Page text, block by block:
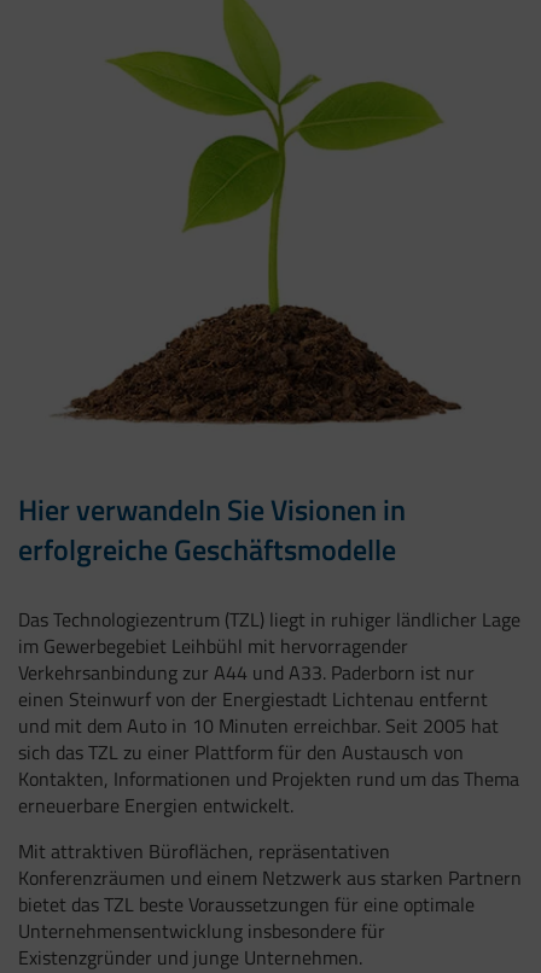
Hier verwandeln Sie Visionen in
erfolgreiche Geschäftsmodelle
Das Technologiezentrum (TZL) liegt in ruhiger ländlicher Lage
im Gewerbegebiet Leihbühl mit hervorragender
Verkehrsanbindung zur A44 und A33. Paderborn ist nur
einen Steinwurf von der Energiestadt Lichtenau entfernt
und mit dem Auto in 10 Minuten erreichbar. Seit 2005 hat
sich das TZL zu einer Plattform für den Austausch von
Kontakten, Informationen und Projekten rund um das Thema
erneuerbare Energien entwickelt.
Mit attraktiven Büroflächen, repräsentativen
Konferenzräumen und einem Netzwerk aus starken Partnern
bietet das TZL beste Voraussetzungen für eine optimale
Unternehmensentwicklung insbesondere für
Existenzgründer und junge Unternehmen.